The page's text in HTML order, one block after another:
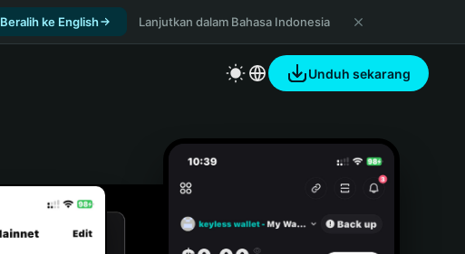
Beralih ke English Lanjutkan dalam Bahasa Indonesia
Unduh sekarang